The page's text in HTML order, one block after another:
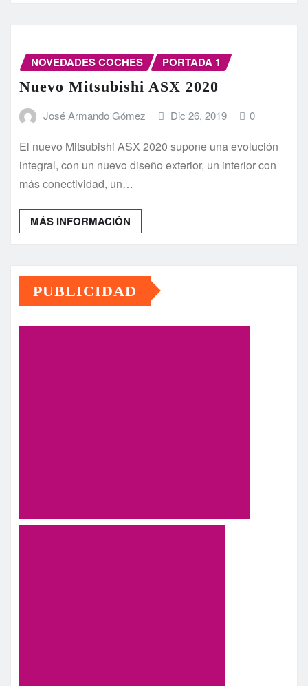
NOVEDADES COCHES PORTADA 1
Nuevo Mitsubishi ASX 2020
José Armando Gómez Dic 26, 2019 0
El nuevo Mitsubishi ASX 2020 supone una evolución
integral, con un nuevo diseño exterior, un interior con
más conectividad, un…
MÁS INFORMACIÓN
PUBLICIDAD